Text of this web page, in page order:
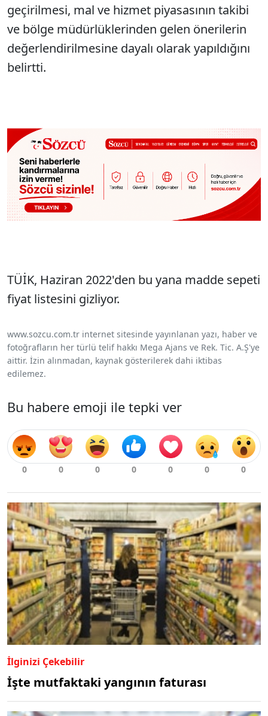
geçirilmesi, mal ve hizmet piyasasının takibi
ve bölge müdürlüklerinden gelen önerilerin
değerlendirilmesine dayalı olarak yapıldığını
belirtti.
TÜİK, Haziran 2022'den bu yana madde sepeti
fiyat listesini gizliyor.
www.sozcu.com.tr internet sitesinde yayınlanan yazı, haber ve
fotoğrafların her türlü telif hakkı Mega Ajans ve Rek. Tic. A.Ş'ye
aittir. İzin alınmadan, kaynak gösterilerek dahi iktibas
edilemez.
Bu habere emoji ile tepki ver
İlginizi Çekebilir
İşte mutfaktaki yangının faturası